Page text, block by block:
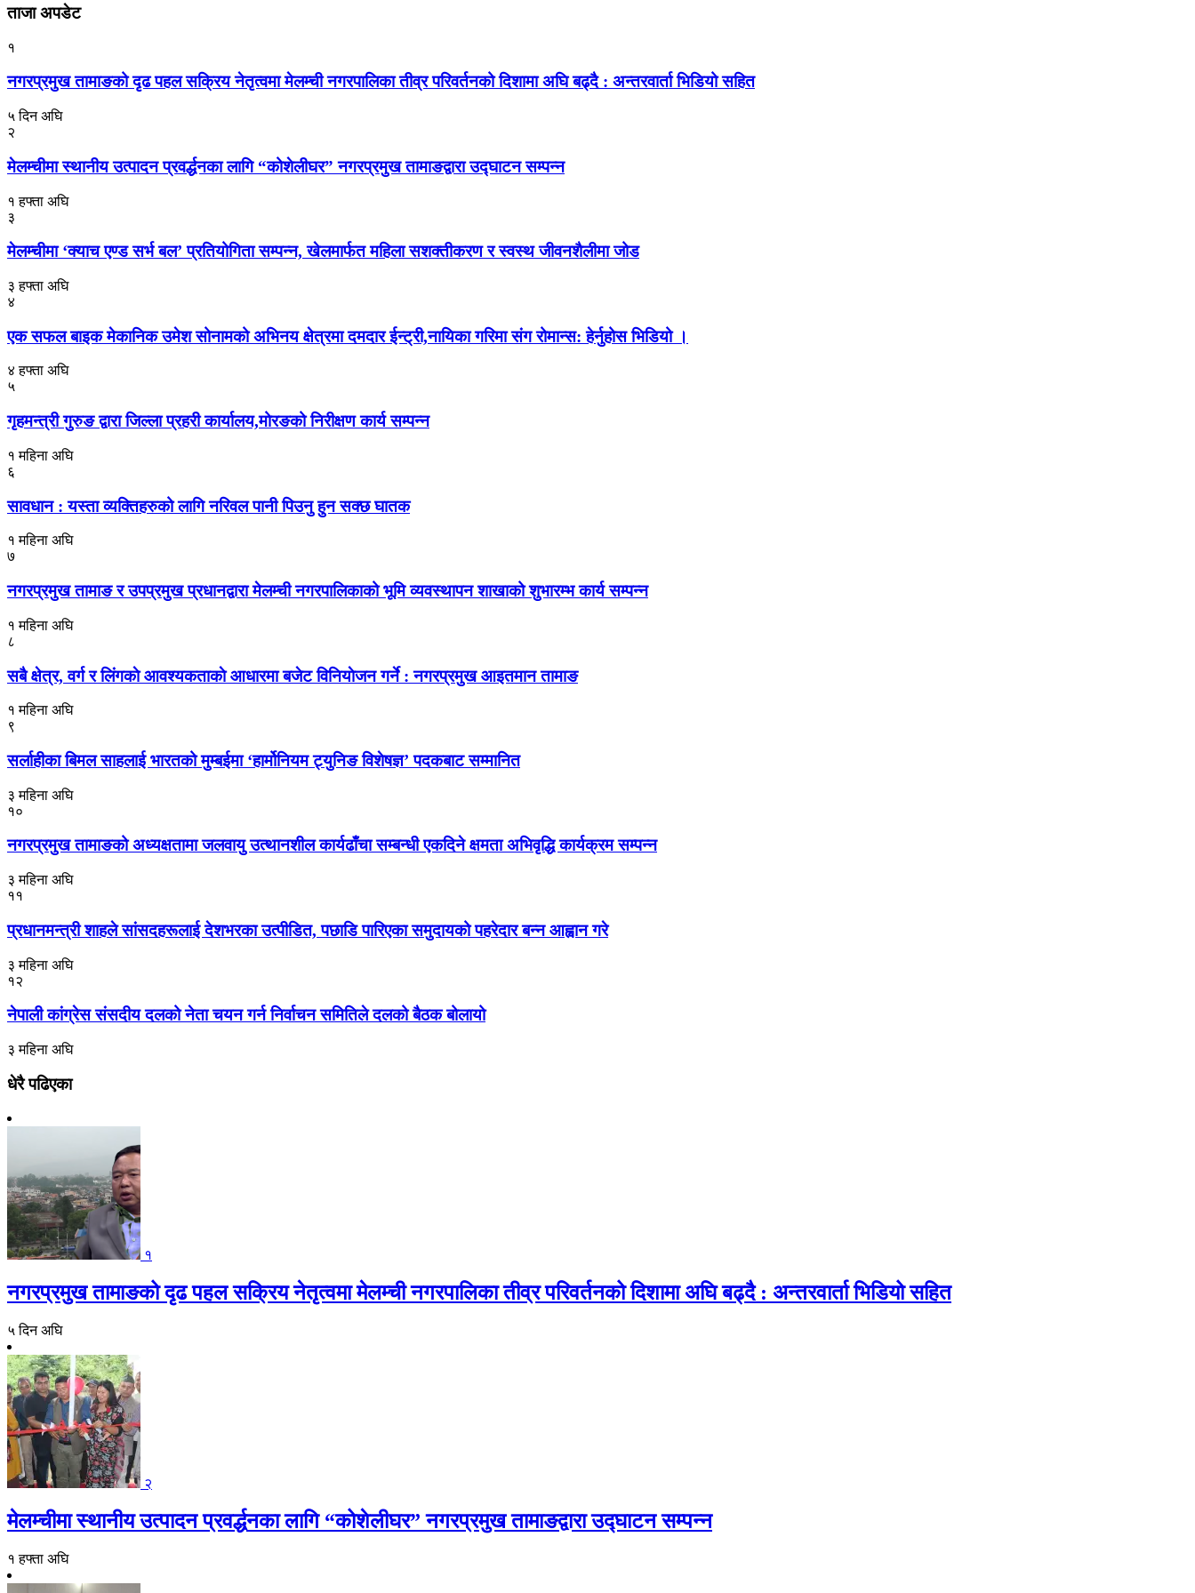
ताजा अपडेट
१
नगरप्रमुख तामाङको दृढ पहल सक्रिय नेतृत्वमा मेलम्ची नगरपालिका तीव्र परिवर्तनको दिशामा अघि बढ्दै : अन्तरवार्ता भिडियो सहित
५ दिन अघि
२
मेलम्चीमा स्थानीय उत्पादन प्रवर्द्धनका लागि “कोशेलीघर” नगरप्रमुख तामाङद्वारा उद्घाटन सम्पन्न
१ हफ्ता अघि
३
मेलम्चीमा ‘क्याच एण्ड सर्भ बल’ प्रतियोगिता सम्पन्न, खेलमार्फत महिला सशक्तीकरण र स्वस्थ जीवनशैलीमा जोड
३ हफ्ता अघि
४
एक सफल बाइक मेकानिक उमेश सोनामको अभिनय क्षेत्रमा दमदार ईन्ट्री,नायिका गरिमा संग रोमान्स: हेर्नुहोस भिडियो ।
४ हफ्ता अघि
५
गृहमन्त्री गुरुङ द्वारा जिल्ला प्रहरी कार्यालय,मोरङको निरीक्षण कार्य सम्पन्न
१ महिना अघि
६
सावधान : यस्ता व्यक्तिहरुको लागि नरिवल पानी पिउनु हुन सक्छ घातक
१ महिना अघि
७
नगरप्रमुख तामाङ र उपप्रमुख प्रधानद्वारा मेलम्ची नगरपालिकाको भूमि व्यवस्थापन शाखाको शुभारम्भ कार्य सम्पन्न
१ महिना अघि
८
सबै क्षेत्र, वर्ग र लिंगकाे आवश्यकताकाे आधारमा बजेट विनियाेजन गर्ने : नगरप्रमुख आइतमान तामाङ
१ महिना अघि
९
सर्लाहीका बिमल साहलाई भारतको मुम्बईमा ‘हार्मोनियम ट्युनिङ विशेषज्ञ’ पदकबाट सम्मानित
३ महिना अघि
१०
नगरप्रमुख तामाङको अध्यक्षतामा जलवायु उत्थानशील कार्यढाँचा सम्बन्धी एकदिने क्षमता अभिवृद्धि कार्यक्रम सम्पन्न
३ महिना अघि
११
प्रधानमन्त्री शाहले सांसदहरूलाई देशभरका उत्पीडित, पछाडि पारिएका समुदायको पहरेदार बन्न आह्वान गरे
३ महिना अघि
१२
नेपाली कांग्रेस संसदीय दलको नेता चयन गर्न निर्वाचन समितिले दलको बैठक बोलायो
३ महिना अघि
धेरै पढिएका
१
नगरप्रमुख तामाङको दृढ पहल सक्रिय नेतृत्वमा मेलम्ची नगरपालिका तीव्र परिवर्तनको दिशामा अघि बढ्दै : अन्तरवार्ता भिडियो सहित
५ दिन अघि
२
मेलम्चीमा स्थानीय उत्पादन प्रवर्द्धनका लागि “कोशेलीघर” नगरप्रमुख तामाङद्वारा उद्घाटन सम्पन्न
१ हफ्ता अघि